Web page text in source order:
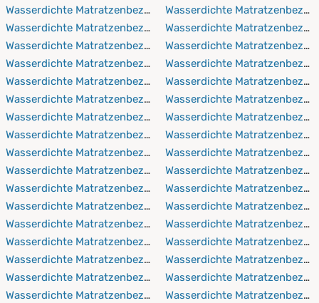
Wasserdichte Matratzenbezüge 70x140 cm
Wasserdichte Matratzenbezüge 70x190 cm
Wasserdichte Matratzenbezüge 70x200 cm
Wasserdichte Matratzenbezüge 70x210 cm
Wasserdichte Matratzenbezüge 70x220 cm
Wasserdichte Matratzenbezüge 80x190 cm
Wasserdichte Matratzenbezüge 80x200 cm
Wasserdichte Matratzenbezüge 80x210 cm
Wasserdichte Matratzenbezüge 80x220 cm
Wasserdichte Matratzenbezüge 90x190 cm
Wasserdichte Matratzenbezüge 90x200 cm
Wasserdichte Matratzenbezüge 90x210 cm
Wasserdichte Matratzenbezüge 90x220 cm
Wasserdichte Matratzenbezüge 100x190 cm
Wasserdichte Matratzenbezüge 100x200 cm
Wasserdichte Matratzenbezüge 100x210 cm
Wasserdichte Matratzenbezüge 100x220 cm
Wasserdichte
Wasserdichte
Wasserdichte
Wasserdichte
Wasserdichte
Wasserdichte
Wasserdichte
Wasserdichte
Wasserdichte
Wasserdichte
Wasserdichte
Wasserdichte
Wasserdichte
Wasserdichte
Wasserdichte
Wasserdichte
Wasserdichte